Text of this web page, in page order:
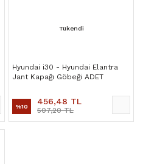
Tükendi
Hyundai i30 - Hyundai Elantra
Jant Kapağı Göbeği ADET
%10 456,48 TL
507,20 TL